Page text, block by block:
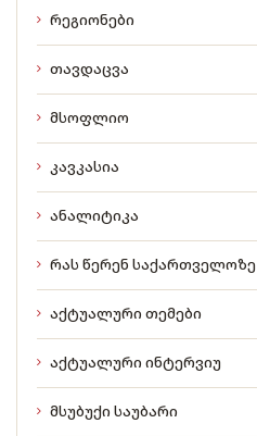
რეგიონები
თავდაცვა
მსოფლიო
კავკასია
ანალიტიკა
რას წერენ საქართველოზე
აქტუალური თემები
აქტუალური ინტერვიუ
მსუბუქი საუბარი